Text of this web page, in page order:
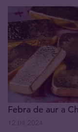
Febra de aur a